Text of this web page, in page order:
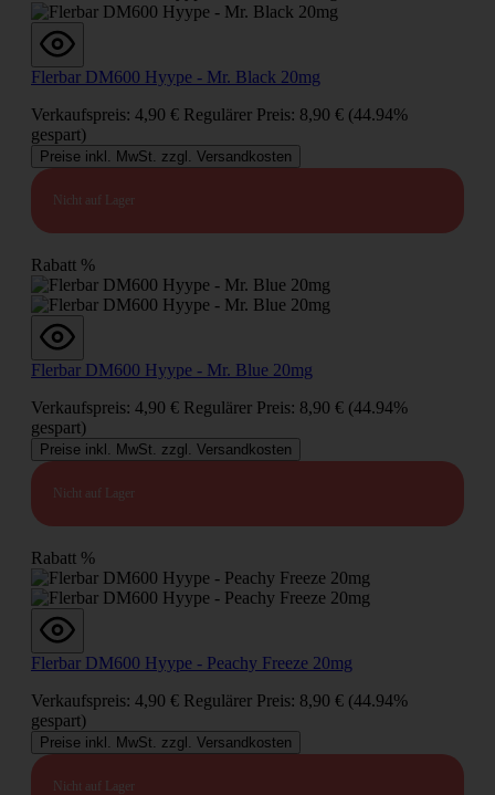
Flerbar DM600 Hyype - Mr. Black 20mg
Verkaufspreis: 4,90 € Regulärer Preis: 8,90 € (44.94%
gespart)
Preise inkl. MwSt. zzgl. Versandkosten
Nicht auf Lager
Rabatt %
Flerbar DM600 Hyype - Mr. Blue 20mg
Verkaufspreis: 4,90 € Regulärer Preis: 8,90 € (44.94%
gespart)
Preise inkl. MwSt. zzgl. Versandkosten
Nicht auf Lager
Rabatt %
Flerbar DM600 Hyype - Peachy Freeze 20mg
Verkaufspreis: 4,90 € Regulärer Preis: 8,90 € (44.94%
gespart)
Preise inkl. MwSt. zzgl. Versandkosten
Nicht auf Lager